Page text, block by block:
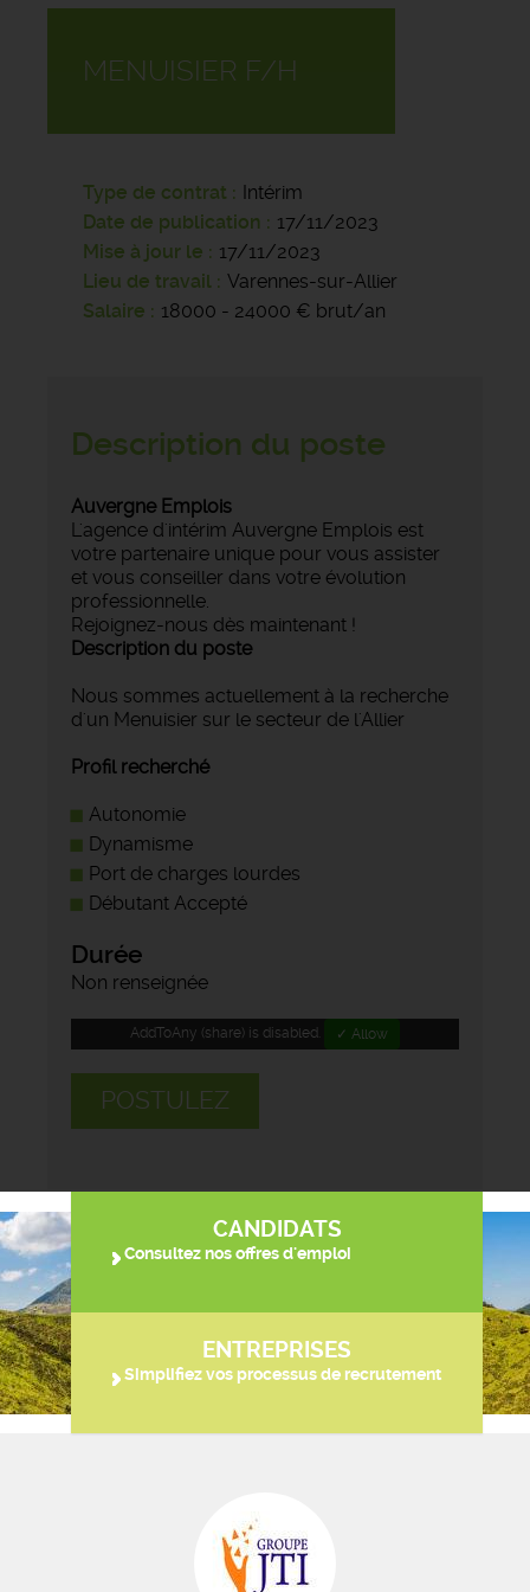
MENUISIER F/H
Type de contrat
Intérim
Date de publication
17/11/2023
Mise à jour le
17/11/2023
Lieu de travail
Varennes-sur-Allier
Salaire
18000 - 24000 € brut/an
Description du poste
Auvergne Emplois
L'agence d'intérim Auvergne Emplois est
votre partenaire unique pour vous assister
et vous conseiller dans votre évolution
professionnelle.
Rejoignez-nous dès maintenant !
Description du poste
Nous sommes actuellement à la recherche
d'un Menuisier sur le secteur de l'Allier
Profil recherché
Autonomie
Dynamisme
Port de charges lourdes
Débutant Accepté
Durée
Non renseignée
AddToAny (share) is disabled. ✓ Allow
POSTULEZ
CANDIDATS
Consultez nos offres d'emploi
ENTREPRISES
Simplifiez vos processus de recrutement